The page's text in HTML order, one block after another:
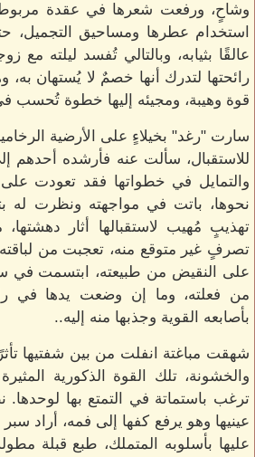
وشاحٍ، ورفعت شعرها في عقدة
استخدام عطرها ومساحيق التجميل،
عالقًا بثيابه، وبالتالي تُفسد ليلته مع
رائحتها لتدرك أنها خصمٌ لا يُستهان به،
قوة وهيبة، ومجيئه إليها خطوة تُحسب
سارت "رغد" بخيلاءٍ على الأرضية
للاستقبال، سألت عنه فأرشده أحدهم
والتمايل في خطواتها فقد تعودت على
نحوها، باتت في مواجهته ونظرت
تهذيبٍ مُهيب لاستقبالها أثار
تصرفٍ غير متوقع منه، تعجبت من
على النقيض من طبيعته، ابتسمت في
من فعلته، وما إن وضعت يدها في
بأصابعه القوية وجذبها منه إليه..
شهقت مباغتة انفلت من بين شفتيها
والخشونة، تلك القوة الذكورية
ترغب باستماتة في التمتع بها
عينيها وهو يرفع كفها إلى فمه، أراد
عليها بأسلوبه المتملك، طبع قبلة